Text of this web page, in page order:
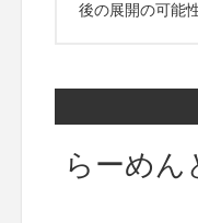
後の展開の可能
らーめん